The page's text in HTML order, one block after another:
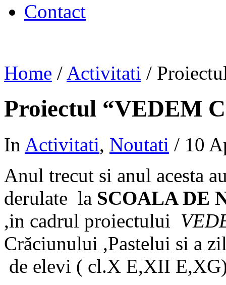
Contact
Home / Activitati /
Proiectul “VEDEM
In Activitati, Noutati / 10
Anul trecut si anul acesta
derulate la SCOALA DE
,in cadrul proiectului
Crăciunului ,Pastelui si a
de elevi ( cl.X E,XII